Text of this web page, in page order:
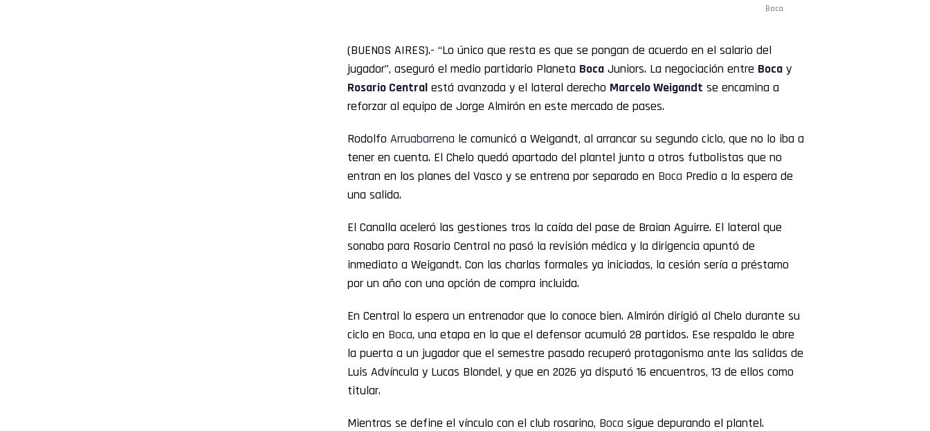
Boca
(BUENOS AIRES).- “Lo único que resta es que se pongan de acuerdo en el salario del
jugador”, aseguró el medio partidario Planeta Boca Juniors. La negociación entre Boca y
Rosario Central está avanzada y el lateral derecho MarceloWeigandt se encamina a
reforzar al equipo de Jorge Almirón en este mercado de pases.
Rodolfo Arruabarrena le comunicó a Weigandt, al arrancar su segundo ciclo, que no lo iba a
tener en cuenta. El Chelo quedó apartado del plantel junto a otros futbolistas que no
entran en los planes del Vasco y se entrena por separado en Boca Predio a la espera de
una salida.
El Canalla aceleró las gestiones tras la caída del pase de Braian Aguirre. El lateral que
sonaba para Rosario Central no pasó la revisión médica y la dirigencia apuntó de
inmediato a Weigandt. Con las charlas formales ya iniciadas, la cesión sería a préstamo
por un año con una opción de compra incluida.
En Central lo espera un entrenador que lo conoce bien. Almirón dirigió al Chelo durante su
ciclo en Boca, una etapa en la que el defensor acumuló 28 partidos. Ese respaldo le abre
la puerta a un jugador que el semestre pasado recuperó protagonismo ante las salidas de
Luis Advíncula y Lucas Blondel, y que en 2026 ya disputó 16 encuentros, 13 de ellos como
titular.
Mientras se define el vínculo con el club rosarino, Boca sigue depurando el plantel.